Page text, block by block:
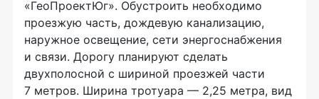
«ГеоПроектЮг». Обустроить необходимо
проезжую часть, дождевую канализацию,
наружное освещение, сети энергоснабжения
и связи. Дорогу планируют сделать
двухполосной с шириной проезжей части
7 метров. Ширина тротуара — 2,25 метра, вид